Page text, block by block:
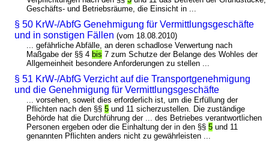
Geschäfts- und Betriebsräume, die Einsicht in ...
§ 50 KrW-/AbfG Genehmigung für Vermittlungsgeschäfte
und in sonstigen Fällen (vom 18.08.2010)
... gefährliche Abfälle, an deren schadlose Verwertung nach
Maßgabe der §§ 4bis 7 zum Schutze der Belange des Wohles der
Allgemeinheit besondere Anforderungen zu stellen ...
§ 51 KrW-/AbfG Verzicht auf die Transportgenehmigung
und die Genehmigung für Vermittlungsgeschäfte
... vorsehen, soweit dies erforderlich ist, um die Erfüllung der
Pflichten nach den §§5 und 11 sicherzustellen. Die zuständige
Behörde hat die Durchführung der ... des Betriebes verantwortlichen
Personen ergeben oder die Einhaltung der in den §§5 und 11
genannten Pflichten anders nicht zu gewährleisten ...